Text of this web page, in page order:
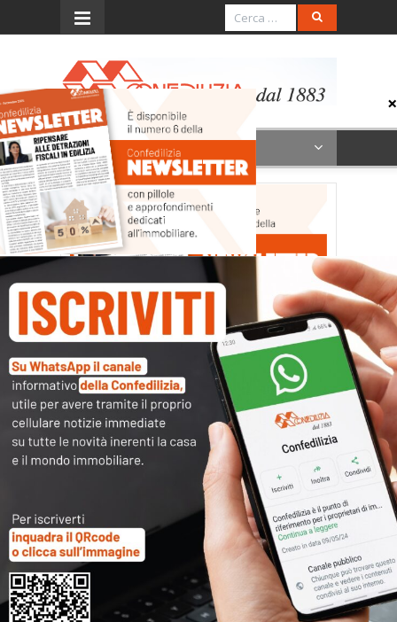
Menu
news6 (SITO)
Articoli collegati